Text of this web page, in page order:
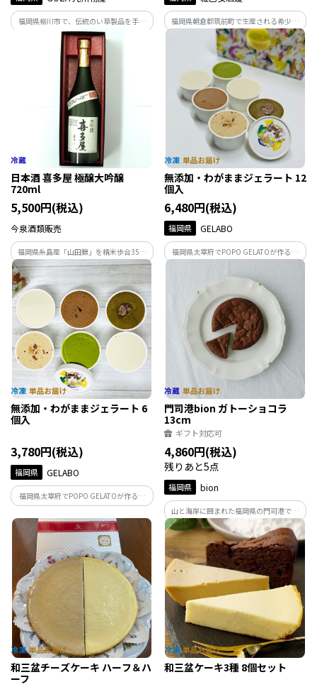
福岡県柳川市で、伝統のい草製品を手が
けるGOZA.がつくった香り豊かなイ草フ
ラワーです。
福岡県朝倉郡筑前町で生産される希少な
柑橘「木酢（きず）」。幻の柑橘とも称
されるその果実を使用した特別な柑橘系
リキュールが誕生しました。まろやかで
やさしい酸味と口いっぱいに広がる爽や
かな香りが特徴です。
日本酒 喜多屋 極醸大吟醸
720ml
5,500円(税込)
今泉酒類販売
福岡県糸島産「山田錦」を精米歩合35％
に磨き上げ極寒に仕込み、わが子を育て
るように大切に発酵させ、「しずく搾
り」によって仕上げました。 優雅で華や
かな香りと、芳醇かつ透明感のある味わ
いが特徴です。
無添加・わがままジェラート 12
個入
6,480円(税込)
福岡県 GELABO
福岡県太宰府でPOPO GELATOが作る、
叶えた“わがままジェラート”！食品添加
物を使わずに厳選した原材料を活かした
ジェラート作りをしています。
無添加・わがままジェラート 6
個入
3,780円(税込)
福岡県 GELABO
福岡県太宰府でPOPO GELATOが作る、
「美味しい」も「あんしん」もどちらも
叶えた“わがままジェラート”！食品添加
物を使わずに厳選した原材料を活かした
ジェラート作りをしています。
門司港bion ガトーショコラ
13cm
ギフト対応可
4,860円(税込)
残りあと5点
福岡県 bion
山と海岸に囲まれた福岡県の門司港で、
国産小麦と全粒粉、発酵バターや日本の
おいしい無農薬の素材を使い、ひとつひ
とつ丁寧に、自然な甘さの焼き菓子を香
ばしく焼き上げています。保存料、添加物
不使用です。
和三盆チーズケーキ ハーフ＆ハ
ーフ
和三盆ケーキ3種 8個セット